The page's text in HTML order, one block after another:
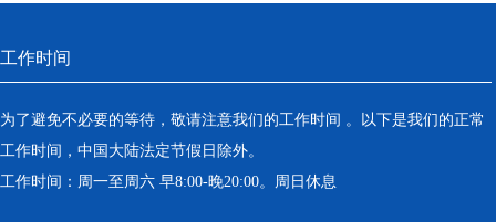
工作时间
为了避免不必要的等待，敬请注意我们的工作时间 。以下是我们的正常
工作时间，中国大陆法定节假日除外。
工作时间：周一至周六 早8:00-晚20:00。周日休息